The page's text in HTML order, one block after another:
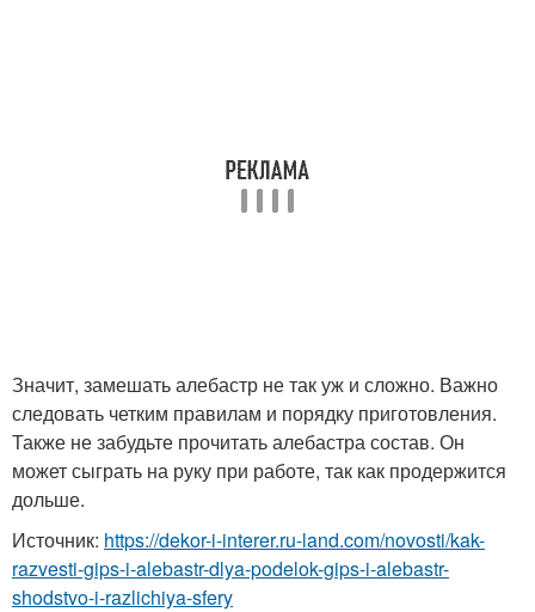
Значит, замешать алебастр не так уж и сложно. Важно
следовать четким правилам и порядку приготовления.
Также не забудьте прочитать алебастра состав. Он
может сыграть на руку при работе, так как продержится
дольше.
Источник: https://dekor-i-interer.ru-land.com/novosti/kak-
razvesti-gips-i-alebastr-dlya-podelok-gips-i-alebastr-
shodstvo-i-razlichiya-sfery